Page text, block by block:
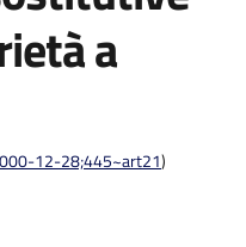
a
12-28;445~art21)